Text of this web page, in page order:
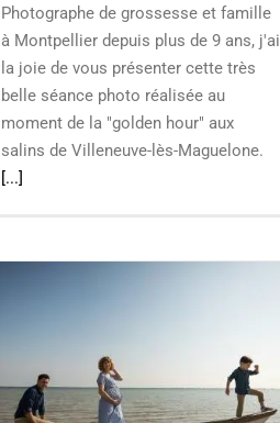
Photographe de grossesse et famille
à Montpellier depuis plus de 9 ans, j'ai
la joie de vous présenter cette très
belle séance photo réalisée au
moment de la "golden hour" aux
salins de Villeneuve-lès-Maguelone.
[...]